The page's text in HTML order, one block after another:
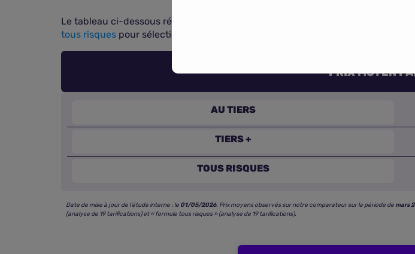
Le tableau ci-dessous récapitule les fourchettes tarifaires constatées pour
tous risques pour sélectionner la formule la mieux adaptée à votre Hyundai
PRIX MOYEN
AU TIERS
TIERS +
TOUS RISQUES
Date de mise à jour de l’étude interne : le 01/05/2026. Prix moyens observés sur notre comparateur sur la période demars
(analyse de 19 tarifications) et « formule tous risques » (analyse de 19 tarifications).